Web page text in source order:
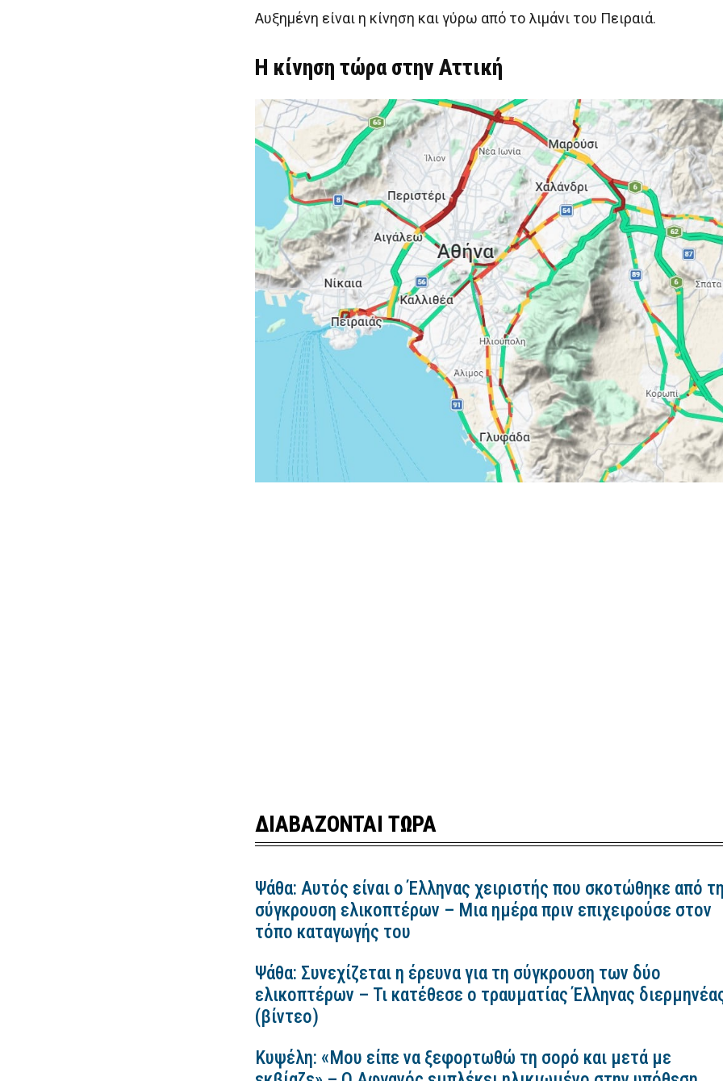
Αυξημένη είναι η κίνηση και γύρω από το λιμάνι του Πειραιά.
Η κίνηση τώρα στην Αττική
ΔΙΑΒΑΖΟΝΤΑΙ ΤΩΡΑ
Ψάθα: Αυτός είναι ο Έλληνας χειριστής που σκοτώθηκε από τη
σύγκρουση ελικοπτέρων – Μια ημέρα πριν επιχειρούσε στον
τόπο καταγωγής του
Ψάθα: Συνεχίζεται η έρευνα για τη σύγκρουση των δύο
ελικοπτέρων – Τι κατέθεσε ο τραυματίας Έλληνας
(βίντεο)
Κυψέλη: «Μου είπε να ξεφορτωθώ τη σορό και μετά με